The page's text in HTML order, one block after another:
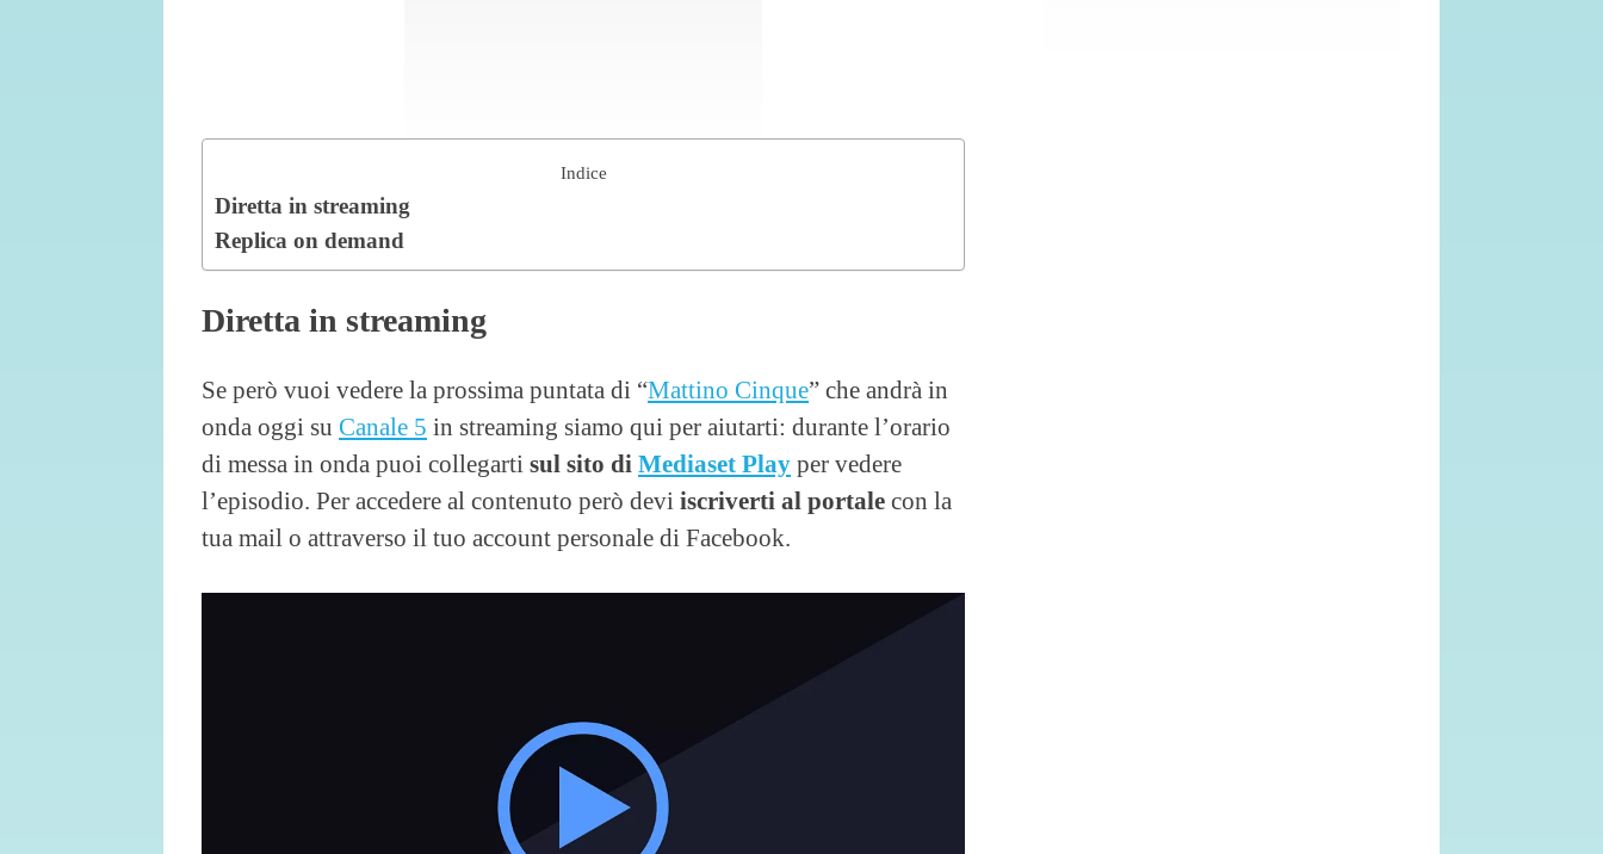
Indice
Diretta in streaming
Replica on demand
Diretta in streaming
Se però vuoi vedere la prossima puntata di “Mattino Cinque” che andrà in
onda oggi su Canale 5 in streaming siamo qui per aiutarti: durante l’orario
di messa in onda puoi collegarti sul sito di Mediaset Play per vedere
l’episodio. Per accedere al contenuto però devi iscriverti al portale con la
tua mail o attraverso il tuo account personale di Facebook.